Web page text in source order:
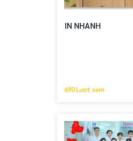
IN NHANH
690 Lượt xem